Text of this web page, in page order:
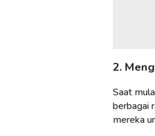
2.
Saat
berbagai
mereka